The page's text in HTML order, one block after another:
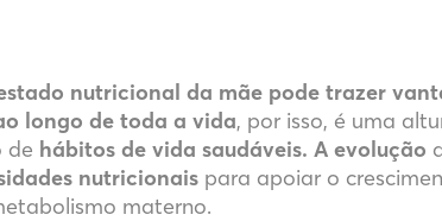
nutricional da mãe pode trazer
longo de toda a vida, por isso, é uma
de hábitos de vida saudáveis. A evolução
nutricionais para apoiar o
materno.